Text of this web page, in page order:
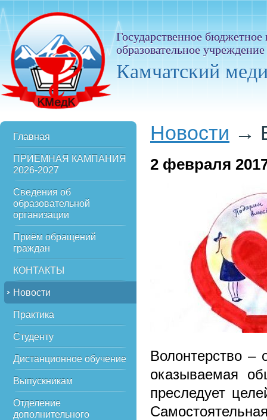
Государственное
образовательное
Камчатский
Главная
ПРИЕМНАЯ КАМПАНИЯ
2026-2027
Сведения об
образовательной
организации
Приём обращений
граждан
КОНТАКТЫ
Новости
Практика
Студенту
Дистанционное обучение
Выпускникам
Отделение
дополнительного
Новости →
2 февраля
Волонтерство –
оказываемая
преследует